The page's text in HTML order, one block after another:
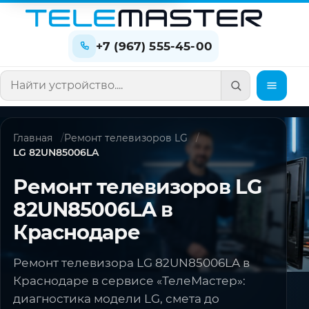
+7 (967) 555-45-00
Поиск по сайту
Главная
Ремонт телевизоров LG
LG 82UN85006LA
Ремонт телевизоров LG
82UN85006LA в
Краснодаре
Ремонт телевизора LG 82UN85006LA в
Краснодаре в сервисе «ТелеМастер»:
диагностика модели LG, смета до